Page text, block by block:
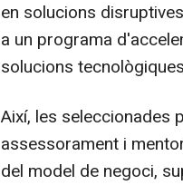
en solucions
a un programa
solucions
Així, les seleccionades
assessorament i
del model de negoci,